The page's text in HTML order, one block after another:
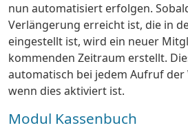
nun automatisiert erfolgen.
Verlängerung erreicht ist, die in
eingestellt ist, wird ein neuer
kommenden Zeitraum erstellt.
automatisch bei jedem Aufruf
wenn dies aktiviert ist.
Modul Kassenbuch